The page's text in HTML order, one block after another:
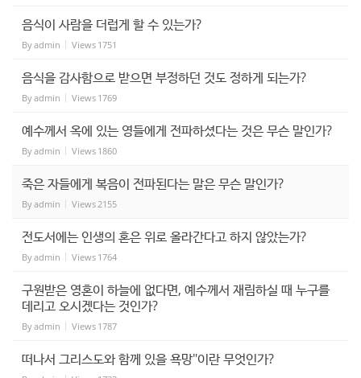
음식이 사람을 더럽게 할 수 있는가?
Byadmin Views 1751
음식을 감사함으로 받으면 부정하던 것도 정하게 되는가?
Byadmin Views 1769
예수께서 옥에 있는 영들에게 전파하셨다는 것은 무슨 말인가?
Byadmin Views 1860
죽은 자들에게 복음이 전파된다는 말은 무슨 말인가?
Byadmin Views2155
전도서에는 인생의 혼은 위로 올라간다고 하지 않았는가?
Byadmin Views 1764
구원받은 영혼이 하늘에 없다면, 예수께서 재림하실 때 누구를
데리고 오시겠다는 것인가?
Byadmin Views 1787
떠나서 그리스도와 함께 있을 욕망"이란 무엇인가?